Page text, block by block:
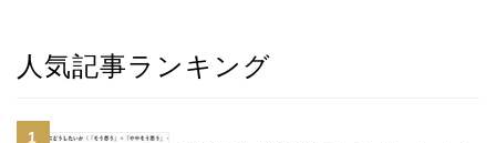
人気記事ランキング